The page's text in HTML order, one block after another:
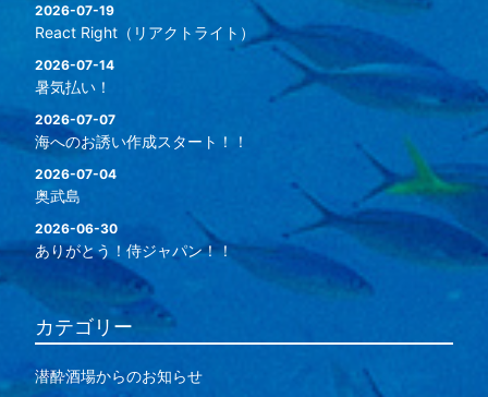
2026-07-19
React Right（リアクトライト）
2026-07-14
暑気払い！
2026-07-07
海へのお誘い作成スタート！！
2026-07-04
奥武島
2026-06-30
ありがとう！侍ジャパン！！
カテゴリー
潜酔酒場からのお知らせ